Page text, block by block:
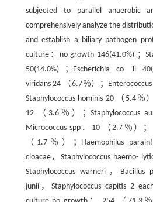
subjected to parallel anaerobic
comprehensively analyze the
and establish a biliary pathogen
culture：no growth 146(41.0%) ；
50(14.0%) ；Escherichia co- li
viridans 24 （6.7％）；
Staphylococcus hominis 20 （5.4％
12 （3.6％）；Staphylococcus
Micrococcus spp．10 （2.7％）；
（1.7％）；Haemophilus
cloacae，Staphylococcus haemo-
Staphylococcus warneri，Bacillus
junii，Staphylococcus capitis 2